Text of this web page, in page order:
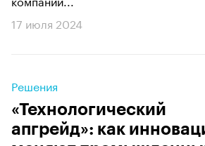
17 июля 2024
Решения
«Технологический
апгрейд»: как